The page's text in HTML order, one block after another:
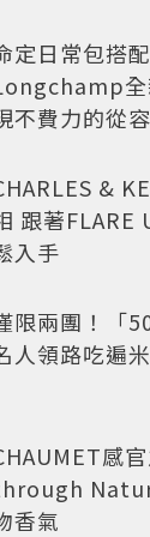
定日常包搭
不費力的從
&
跟著FLARE
入手
限兩團！「
人領路吃遍
感
香氣